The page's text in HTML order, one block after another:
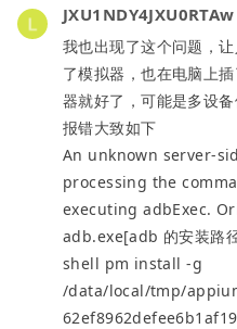
JXU1NDY4JXU0RTAw
我也出现了这个问题，
了模拟器，也在电脑上
器就好了，可能是多设
报错大致如下
An unknown server-
processing the
executing adbExec.
adb.exe[adb 的安装路
shell pm install -g
/data/local/tmp/